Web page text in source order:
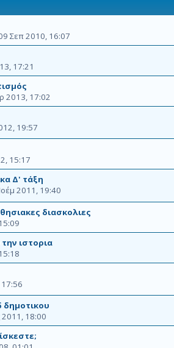
Σεπ 2010, 16:07
17:21
2013, 17:02
19:57
15:17
Δ' τάξη
2011, 19:40
διασκολιες
ιστορια
18:00